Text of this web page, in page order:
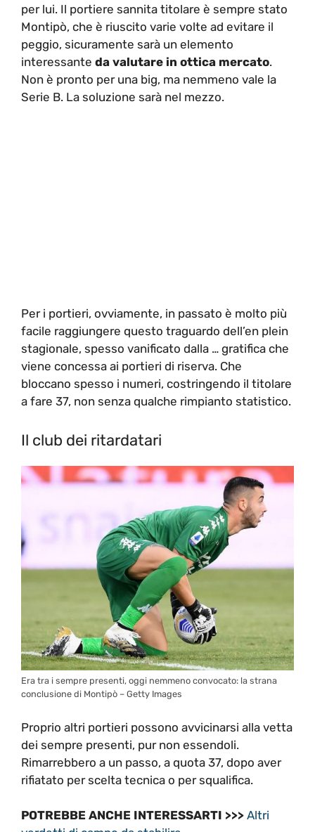
per lui. Il portiere sannita titolare è sempre stato
Montipò, che è riuscito varie volte ad evitare il
peggio, sicuramente sarà un elemento
interessante da valutare in ottica mercato.
Non è pronto per una big, ma nemmeno vale la
Serie B. La soluzione sarà nel mezzo.
Per i portieri, ovviamente, in passato è molto più
facile raggiungere questo traguardo dell’en plein
stagionale, spesso vanificato dalla … gratifica che
viene concessa ai portieri di riserva. Che
bloccano spesso i numeri, costringendo il titolare
a fare 37, non senza qualche rimpianto statistico.
Il club dei ritardatari
Era tra i sempre presenti, oggi nemmeno convocato: la strana
conclusione di Montipò – Getty Images
Proprio altri portieri possono avvicinarsi alla vetta
dei sempre presenti, pur non essendoli.
Rimarrebbero a un passo, a quota 37, dopo aver
rifiatato per scelta tecnica o per squalifica.
POTREBBE ANCHE INTERESSARTI >>> Altri